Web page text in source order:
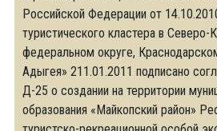
Российской Федерации от
туристического кластера в Северо-
федеральном округе,
Адыгея» 211.01.2011 подписано
Д-25 о создании на территории
образования «Майкопский район»